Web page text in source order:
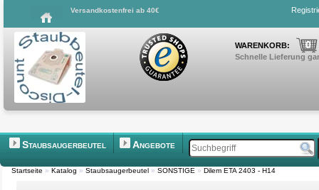
Versandkostenfrei ab 40€
WARENKORB: 0
Schnelle Lieferung
Staubsaugerbeutel Angebote
Startseite » Katalog » Staubsaugerbeutel » SONSTIGE » Dilem ETA 2403 - H14